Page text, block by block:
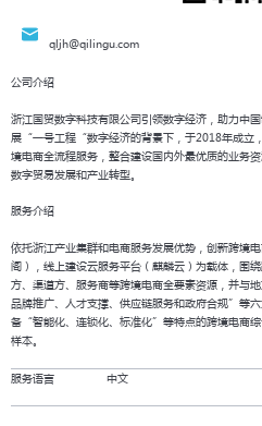
qljh@qilingu.com
公司介绍
浙江国贸数字科技有限公司引领数字经济，助力中
展“一号工程“数字经济的背景下，于2018年成立
境电商全流程服务，整合建设国内外最优质的业务
数字贸易发展和产业转型。
服务介绍
依托浙江产业集群和电商服务发展优势，创新跨境
阁），线上建设云服务平台（麒麟云）为载体，围
方、渠道方、服务商等跨境电商全要素资源，并与
品牌推广、人才支撑、供应链服务和政府合规”等
备“智能化、连锁化、标准化”等特点的跨境电商
样本。
服务语言 中文